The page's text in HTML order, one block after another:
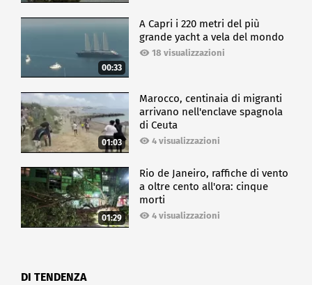
terapie cellulari e geniche, veramente una
eccellenza riconosciuta a livello mondiale".
00:33
A Capri i 220 metri del più
grande yacht a vela del mondo
18 visualizzazioni
01:03
Marocco, centinaia di migranti
arrivano nell'enclave spagnola
di Ceuta
4 visualizzazioni
01:29
Rio de Janeiro, raffiche di vento
a oltre cento all'ora: cinque
morti
4 visualizzazioni
DI TENDENZA